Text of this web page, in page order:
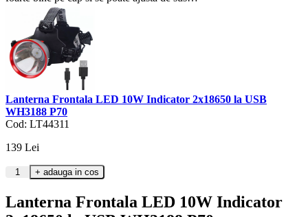
Lanterna Frontala LED 10W Indicator 2x18650 la USB
WH3188 P70
Cod: LT44311
139 Lei
Lanterna Frontala LED 10W Indicator